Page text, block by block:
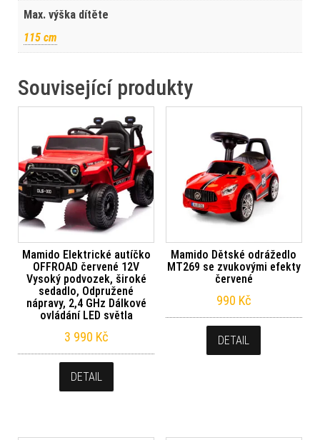
Max. výška dítěte
115 cm
Související produkty
Mamido Elektrické autíčko
OFFROAD červené 12V
Vysoký podvozek, široké
sedadlo, Odpružené
nápravy, 2,4 GHz Dálkové
ovládání LED světla
3 990 Kč
DETAIL
Mamido Dětské odrážedlo
MT269 se zvukovými efekty
červené
990 Kč
DETAIL